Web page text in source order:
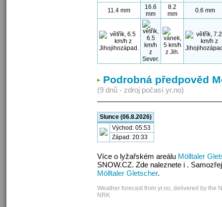
11.4 mm
16.6
mm
8.2
mm
0.6 mm
Podrobná předpověd
(9 dnů - zdroj počasí yr.no)
Slunce (06.8.2026)
Východ: 05:53
Západ: 20:33
Více o lyžařském areálu Mölltaler
SNOW.CZ. Zde naleznete i .
Mölltaler Gletscher.
Weather forecast from yr.no, delivered by the
NRK